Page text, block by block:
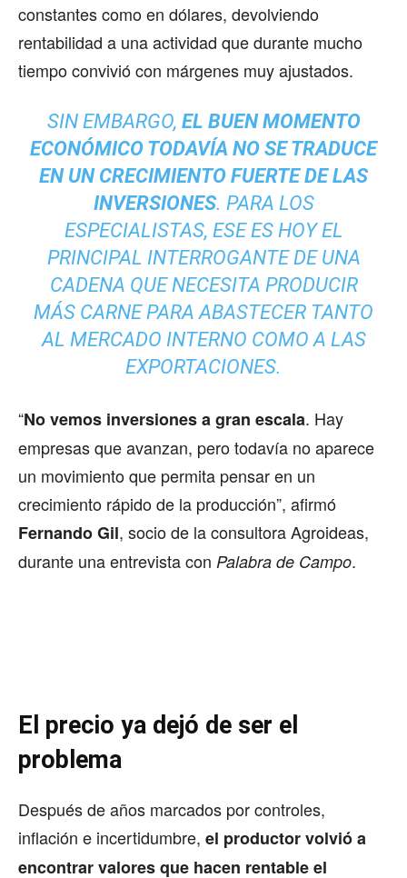
constantes como en dólares, devolviendo
rentabilidad a una actividad que durante mucho
tiempo convivió con márgenes muy ajustados.
SIN EMBARGO, EL BUEN MOMENTO
ECONÓMICO TODAVÍA NO SE TRADUCE
EN UN CRECIMIENTO FUERTE DE LAS
INVERSIONES. PARA LOS
ESPECIALISTAS, ESE ES HOY EL
PRINCIPAL INTERROGANTE DE UNA
CADENA QUE NECESITA PRODUCIR
MÁS CARNE PARA ABASTECER TANTO
AL MERCADO INTERNO COMO A LAS
EXPORTACIONES.
“No vemos inversiones a gran escala. Hay
empresas que avanzan, pero todavía no aparece
un movimiento que permita pensar en un
crecimiento rápido de la producción”, afirmó
Fernando Gil, socio de la consultora Agroideas,
durante una entrevista con Palabra de Campo.
El precio ya dejó de ser el
problema
Después de años marcados por controles,
inflación e incertidumbre, el productor volvió a
encontrar valores que hacen rentable el